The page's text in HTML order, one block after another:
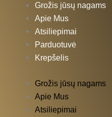
k
-
a
m
Grožis jūsų nagams
Apie Mus
Atsiliepimai
Parduotuvė
Krepšelis
Grožis jūsų nagams
Apie Mus
Atsiliepimai